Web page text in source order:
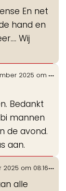
En net
hand en
Wij
2025 om
Bedankt
mannen
de avond.
aan.
...
2025 om 08:16
alle
...